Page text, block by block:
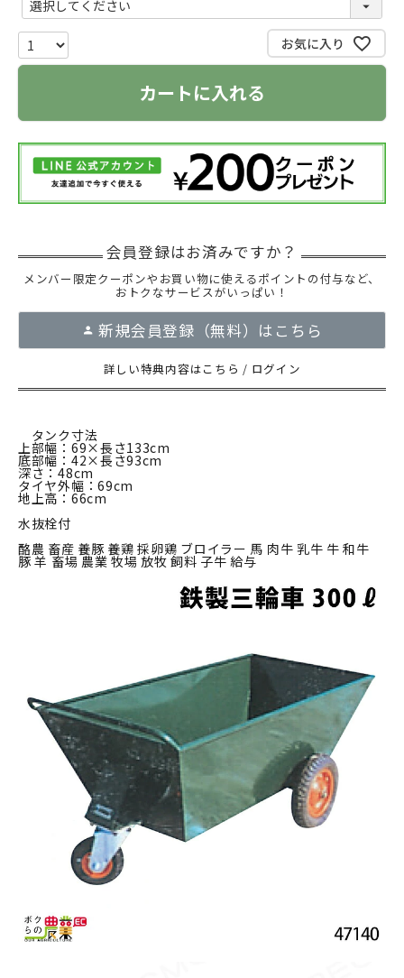
)
お気に入り
カートに入れる
メンバー限定クーポンやお買い物に使えるポイントの付与など、
おトクなサービスがいっぱい！
新規会員登録（無料）はこちら
詳しい特典内容はこちら / ログイン
タンク寸法
上部幅：69×長さ133cm
底部幅：42×長さ93cm
深さ：48cm
タイヤ外幅：69cm
地上高：66cm
水抜栓付
酪農 畜産 養豚 養鶏 採卵鶏 ブロイラー 馬 肉牛 乳牛 牛 和牛
豚 羊 畜場 農業 牧場 放牧 飼料 子牛 給与